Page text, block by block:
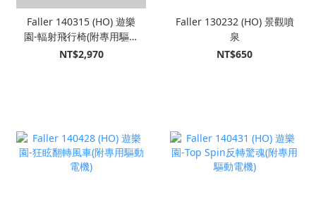
Faller 140315 (HO) 遊樂
園-輻射飛行椅(附專用驅動
電機)
NT$2,970
Faller 130232 (HO) 景觀噴
泉
NT$650